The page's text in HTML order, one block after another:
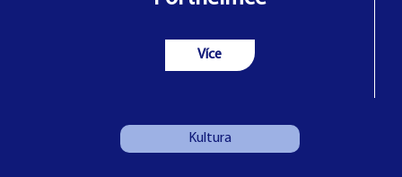
Více
Kultura